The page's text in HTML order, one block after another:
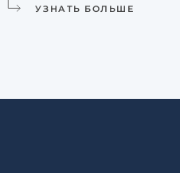
УЗНАТЬ БОЛЬШЕ